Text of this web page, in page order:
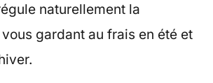
naturellement la
gardant au frais en été et